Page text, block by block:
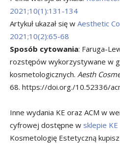
2021;10(1):131-134
Artykuł ukazał się w Aesthetic
2021;10(2):65-68
Sposób cytowania: Faruga-
rozstępów wykorzystywane w
kosmetologicznych. Aesth
68. https://doi.org./10.52336/
Inne wydania KE oraz ACM w
cyfrowej dostępne w sklepie KE
Kosmetologię Estetyczną